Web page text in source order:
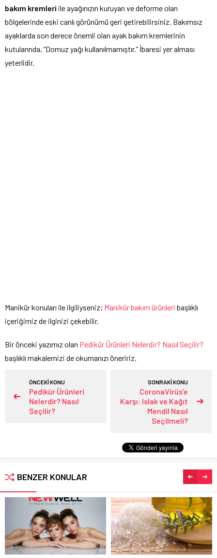
bakım kremleri ile ayağınızın kuruyan ve deforme olan
bölgelerinde eski canlı görünümü geri getirebilirsiniz. Bakımsız
ayaklarda son derece önemli olan ayak bakım kremlerinin
kutularında, “Domuz yağı kullanılmamıştır.” İbaresi yer alması
yeterlidir.
Manikür konuları ile ilgiliyseniz; Manikür bakım ürünleri başlıklı
içeriğimiz de ilginizi çekebilir.
Bir önceki yazımız olan Pedikür Ürünleri Nelerdir? Nasıl Seçilir?
başlıklı makalemizi de okumanızı öneririz.
ÖNCEKİ KONU
Pedikür Ürünleri
Nelerdir? Nasıl
Seçilir?
SONRAKİ KONU
CoronaVirüs’e
Karşı: Islak ve Kağıt
Mendil Nasıl
Seçilmeli?
BENZER KONULAR